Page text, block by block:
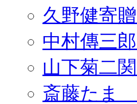
久野健寄
中村傳三
山下菊二
斎藤たま